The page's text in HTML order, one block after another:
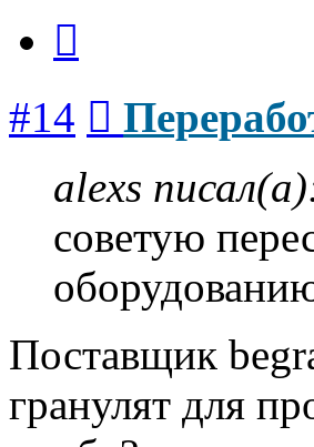
#14
alexs
советую
Поставщик
гранулят для